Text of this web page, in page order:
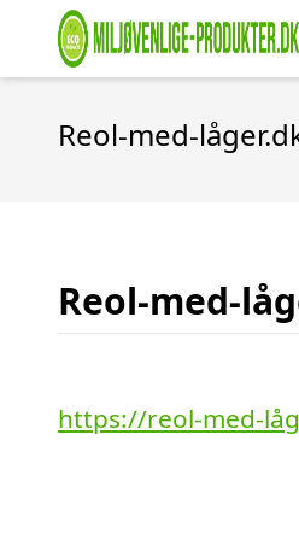
Reol-med-
Reol-med-
https://reol-med-